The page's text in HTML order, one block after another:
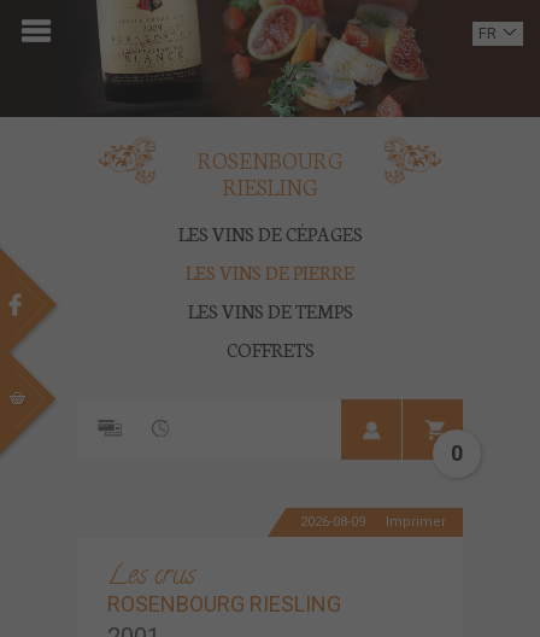
ACCUEIL
DOMAINE
VINS
MULTIMEDIA
CONTACT
FR
ROSENBOURG
RIESLING
LES VINS DE CÉPAGES
LES VINS DE PIERRE
LES VINS DE TEMPS
COFFRETS
0
2026-08-09 Imprimer
Les crus
ROSENBOURG RIESLING